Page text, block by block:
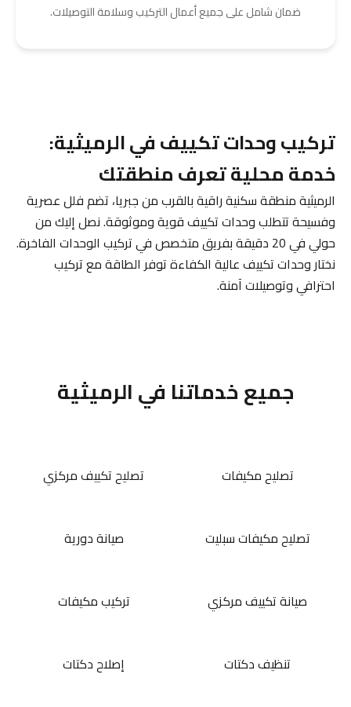
ضمان شامل على جميع أعمال التركيب وسلامة التوصيلات.
تركيب وحدات تكييف في الرميثية:
خدمة محلية تعرف منطقتك
الرميثية منطقة سكنية راقية بالقرب من جبريا، تضم فلل عصرية
وفسيحة تتطلب وحدات تكييف قوية وموثوقة. نصل إليك من
حولي في 20 دقيقة بفريق متخصص في تركيب الوحدات الفاخرة.
نختار وحدات تكييف عالية الكفاءة توفر الطاقة مع تركيب
احترافي وتوصيلات آمنة.
جميع خدماتنا في الرميثية
تصليح مكيفات تصليح تكييف مركزي
تصليح مكيفات سبليت صيانة دورية
صيانة تكييف مركزي تركيب مكيفات
تنظيف دكتات إصلاح دكتات